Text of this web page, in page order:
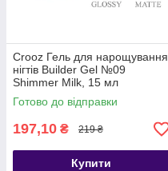
Crooz Гель для нарощування
нігтів Builder Gel №09
Shimmer Milk, 15 мл
Готово до відправки
197,10 ₴ 219 ₴
Купити